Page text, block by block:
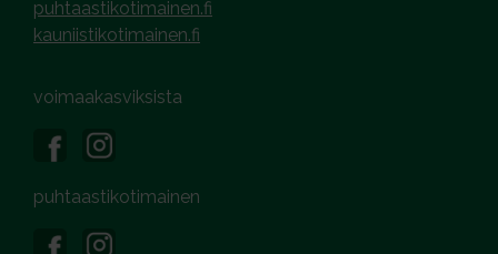
puhtaastikotimainen.fi
kauniistikotimainen.fi
voimaakasviksista
puhtaastikotimainen